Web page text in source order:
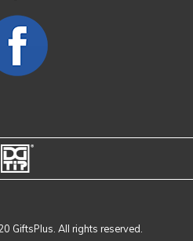
GiftsPlus. All rights reserved.